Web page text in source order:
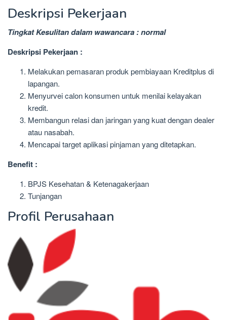
Deskripsi Pekerjaan
Tingkat Kesulitan dalam wawancara : normal
Deskripsi Pekerjaan :
Melakukan pemasaran produk pembiayaan Kreditplus di
lapangan.
Menyurvei calon konsumen untuk menilai kelayakan
kredit.
Membangun relasi dan jaringan yang kuat dengan dealer
atau nasabah.
Mencapai target aplikasi pinjaman yang ditetapkan.
Benefit :
BPJS Kesehatan & Ketenagakerjaan
Tunjangan
Profil Perusahaan